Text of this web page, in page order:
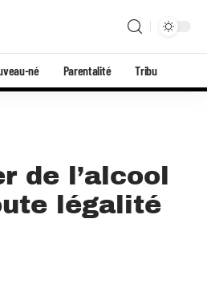
né Parentalité Tribu
de l’alcool
légalité